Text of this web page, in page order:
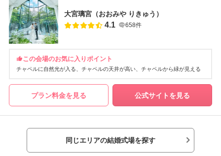
大宮璃宮（おおみや りきゅう）
4.1 658件
この会場のお気に入りポイント
チャペルに自然光が入る チャペルの天井が高い チャペルから緑が見える
プラン料金を見る 公式サイトを見る
同じエリアの結婚式場を探す